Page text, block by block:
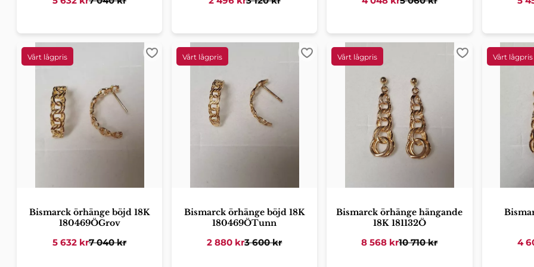
Bismarck örhänge böjd 18K
180469ÖGrov
5 632 kr7 040kr
Lägg till i favoriter
Bismarck örhänge böjd 18K
180469ÖTunn
2 880 kr3 600kr
Lägg till i favoriter
Bismarck örhänge hängande
18K 181132Ö
8 568 kr10 710kr
Lägg till i
4